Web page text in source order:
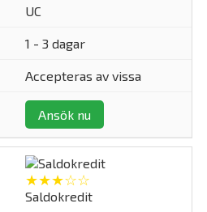
UC
1 - 3 dagar
Accepteras av vissa
Ansök nu
★★★☆☆
Saldokredit